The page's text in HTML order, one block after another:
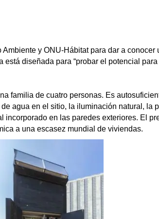
y ONU-Hábitat para dar a conocer
diseñada para “probar el potencial
familia de cuatro personas. Es
agua en el sitio, la iluminación natural, la
incorporado en las paredes exteriores. El
a una escasez mundial de viviendas.